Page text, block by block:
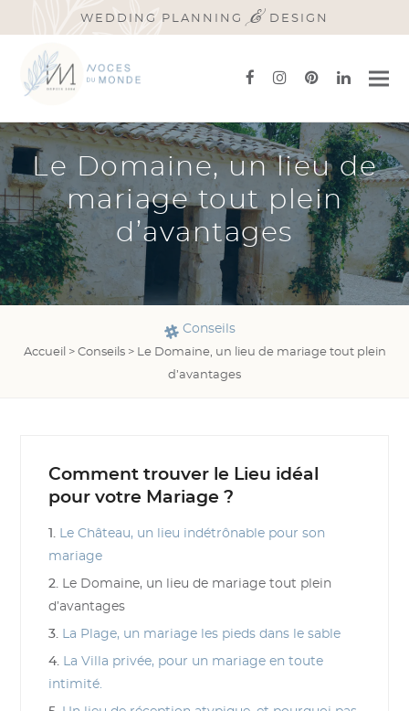
WEDDING PLANNING & DESIGN
facebook
instagram
pinterest
Le Domaine, un lieu de
mariage tout plein
d’avantages
Conseils
Accueil > Conseils> Le Domaine, un lieu de mariage tout plein
d’avantages
Comment trouver le Lieu idéal
pour votre Mariage ?
1. Le Château, un lieu indétrônable pour son
mariage
2. Le Domaine, un lieu de mariage tout plein
d’avantages
3. La Plage, un mariage les pieds dans le sable
4. La Villa privée, pour un mariage en toute
intimité.